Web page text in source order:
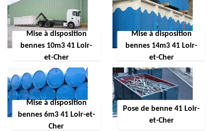
Mise à disposition
bennes 10m3 41 Loir-
et-Cher
Mise à disposition
bennes 14m3 41 Loir-
et-Cher
Mise à disposition
bennes 6m3 41 Loir-et-
Cher
Pose de benne 41 Loir-
et-Cher